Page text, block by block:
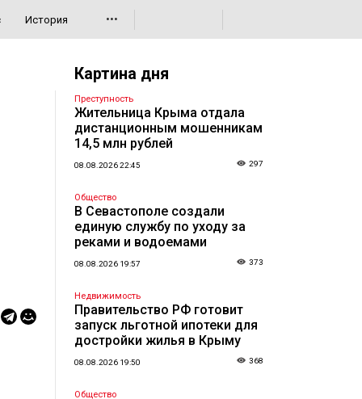
История •••
Картина дня
Преступность
Жительница Крыма отдала
дистанционным мошенникам
14,5 млн рублей
08.08.2026 22:45 297
Общество
В Севастополе создали
единую службу по уходу за
реками и водоемами
08.08.2026 19:57 373
Недвижимость
Правительство РФ готовит
запуск льготной ипотеки для
достройки жилья в Крыму
08.08.2026 19:50 368
Общество